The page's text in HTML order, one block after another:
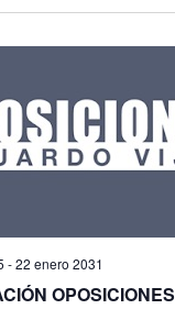
-22 enero 2031
OPOSICIONES